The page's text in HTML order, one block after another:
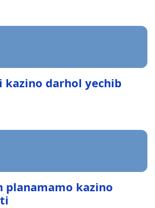
kazino darhol yechib
planamamo kazino